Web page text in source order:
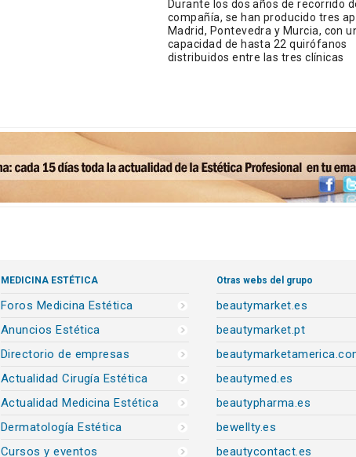
Durante los dos años de recorrido
compañía, se han producido tres
Madrid, Pontevedra y Murcia, con
capacidad de hasta 22 quirófanos
distribuidos entre las tres clínicas
MEDICINA ESTÉTICA
Foros Medicina Estética
Anuncios Estética
Directorio de empresas
Actualidad Cirugía Estética
Actualidad Medicina Estética
Dermatología Estética
Cursos y eventos
Otras webs del grupo
beautymarket.es
beautymarket.pt
beautymed.es
beautypharma.es
bewellty.es
beautycontact.es